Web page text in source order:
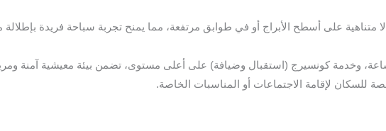
متناهية على أسطح الأبراج أو في طوابق مرتفعة، مما يمنح تجربة سباحة فريدة
وخدمة كونسيرج (استقبال وضيافة) على أعلى مستوى، تضمن بيئة معيشية آمنة
للسكان لإقامة الاجتماعات أو المناسبات الخاصة.